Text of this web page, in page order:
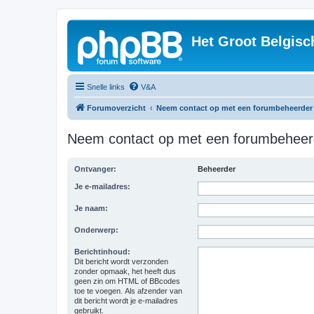
Het Groot
Snelle links V&A
Forumoverzicht Neem contact op met een forumbeheerder
Neem contact op met een
Ontvanger: Beheerder
Je e-mailadres:
Je naam:
Onderwerp:
Berichtinhoud:
Dit bericht wordt verzonden
zonder opmaak, het heeft dus
geen zin om HTML of BBcodes
toe te voegen. Als afzender van
dit bericht wordt je e-mailadres
gebruikt.